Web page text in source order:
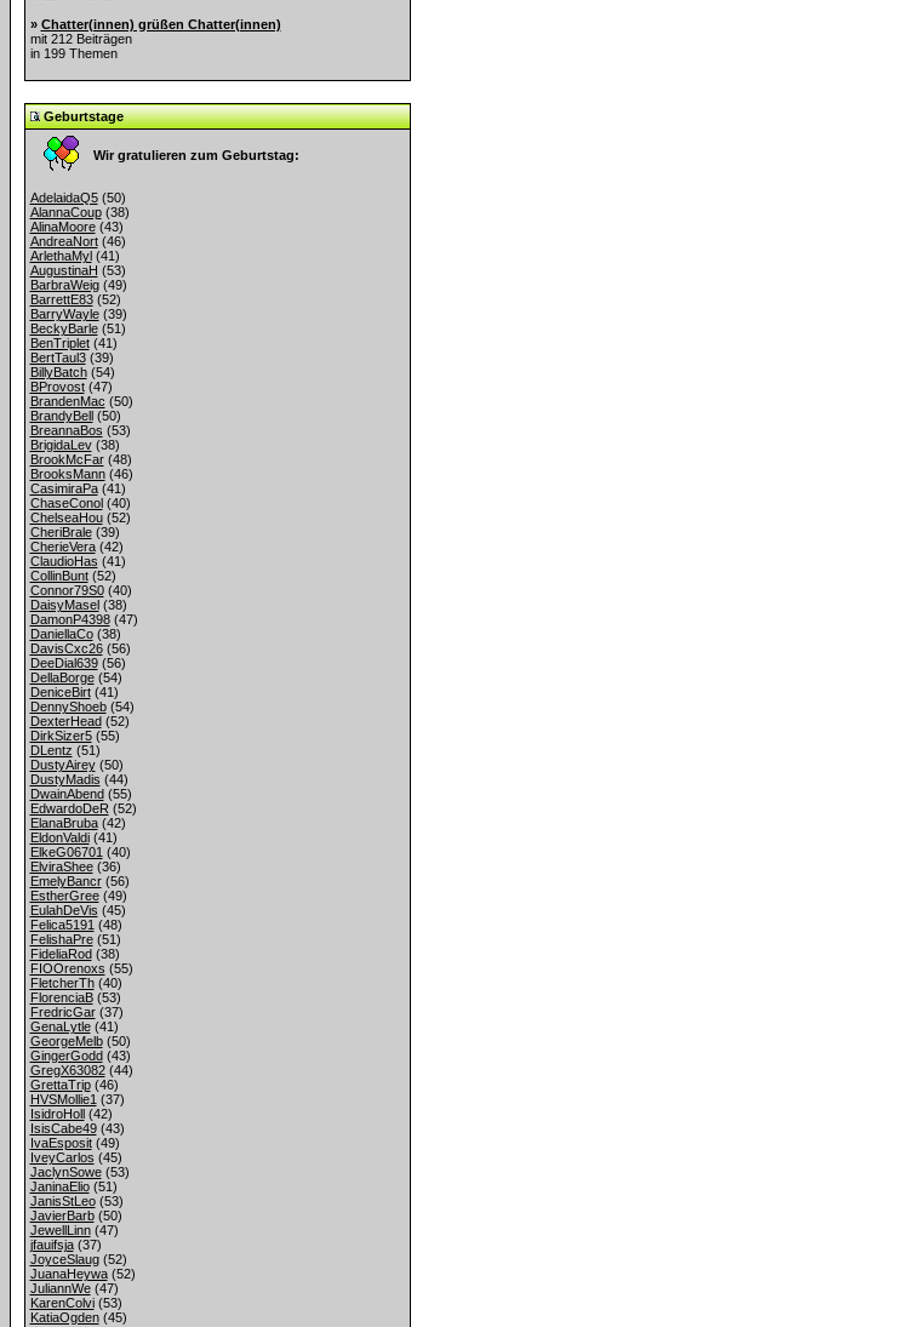
» Chatter(innen) grüßen Chatter(innen)
mit 212 Beiträgen
in 199 Themen
Geburtstage
Wir gratulieren zum Geburtstag:
AdelaidaQ5(50)
AlannaCoup(38)
AlinaMoore(43)
AndreaNort(46)
ArlethaMyl(41)
AugustinaH (53)
BarbraWeig(49)
BarrettE83(52)
BarryWayle(39)
BeckyBarle(51)
BenTriplet(41)
BertTaul3(39)
BillyBatch(54)
BProvost(47)
BrandenMac (50)
BrandyBell(50)
BreannaBos (53)
BrigidaLev(38)
BrookMcFar(48)
BrooksMann(46)
CasimiraPa(41)
ChaseConol(40)
ChelseaHou(52)
CheriBrale(39)
CherieVera(42)
ClaudioHas (41)
CollinBunt(52)
Connor79S0(40)
DaisyMasel(38)
DamonP4398(47)
DaniellaCo(38)
DavisCxc26(56)
DeeDial639(56)
DellaBorge(54)
DeniceBirt(41)
DennyShoeb(54)
DexterHead(52)
DirkSizer5(55)
DLentz (51)
DustyAirey(50)
DustyMadis (44)
DwainAbend(55)
EdwardoDeR (52)
ElanaBruba(42)
EldonValdi(41)
ElkeG06701 (40)
ElviraShee(36)
EmelyBancr(56)
EstherGree(49)
EulahDeVis (45)
Felica5191 (48)
FelishaPre(51)
FideliaRod(38)
FIOOrenoxs (55)
FletcherTh(40)
FlorenciaB(53)
FredricGar(37)
GenaLytle(41)
GeorgeMelb(50)
GingerGodd(43)
GregX63082(44)
GrettaTrip(46)
HVSMollie1 (37)
IsidroHoll(42)
IsisCabe49(43)
IvaEsposit(49)
IveyCarlos (45)
JaclynSowe(53)
JaninaElio(51)
JanisStLeo(53)
JavierBarb(50)
JewellLinn(47)
jfauifsja(37)
JoyceSlaug(52)
JuanaHeywa(52)
JuliannWe(47)
KarenColvi(53)
KatiaOgden(45)